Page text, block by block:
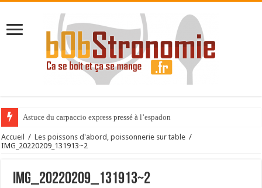
Astuce du carpaccio express pressé à l’espadon
Accueil / Les poissons d'abord, poissonnerie sur table /
IMG_20220209_131913~2
IMG_20220209_131913~2